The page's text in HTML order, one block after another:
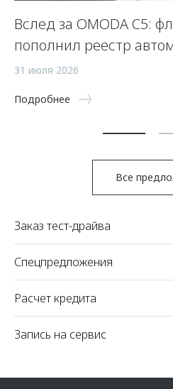
Вслед за OMODA C5:
пополнил реестр
31 июля 2026
Подробнее
Все
Заказ тест-драйва
Спецпредложения
Расчет кредита
Запись на сервис